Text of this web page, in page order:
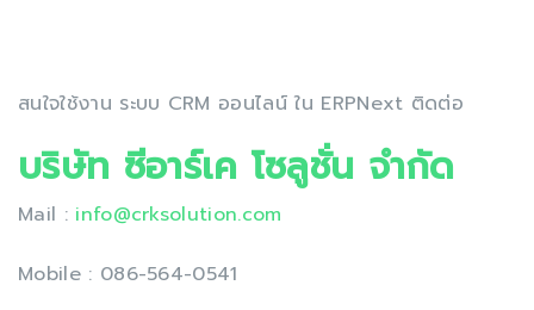
สนใจใช้งาน ระบบ CRM ออนไลน์ ใน ERPNext ติดต่อ
บริษัท ซีอาร์เค โซลูชั่น จำกัด
Mail : info@crksolution.com
Mobile : 086-564-0541